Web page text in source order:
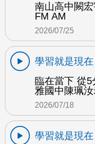
南山高中闕
FM AM
2026/07/25
學習就是現在
臨在當下 從
雅國中陳珮
2026/07/18
學習就是現在